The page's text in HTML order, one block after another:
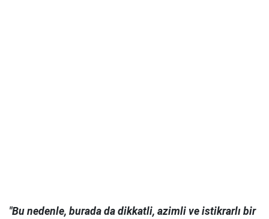
"Bu nedenle, burada da dikkatli, azimli ve istikrarlı bir